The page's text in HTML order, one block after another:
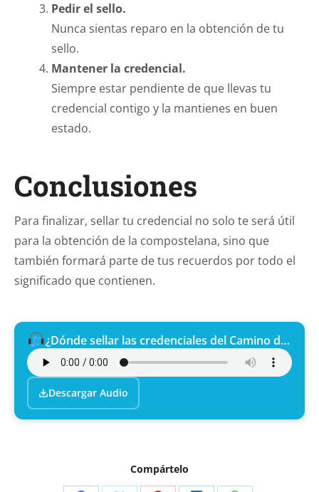
Pedir el sello.
Nunca sientas reparo en la obtención de tu
sello.
Mantener la credencial.
Siempre estar pendiente de que llevas tu
credencial contigo y la mantienes en buen
estado.
Conclusiones
Para finalizar, sellar tu credencial no solo te será útil
para la obtención de la compostelana, sino que
también formará parte de tus recuerdos por todo el
significado que contienen.
¿Dónde sellar las credenciales del Camino de Santiago?
Descargar Audio
Compártelo